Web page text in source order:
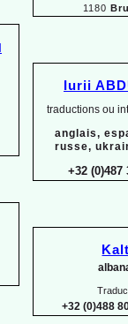
1180
Iurii
traductions ou
anglais,
russe,
+32 (0)487
+32 (0)488